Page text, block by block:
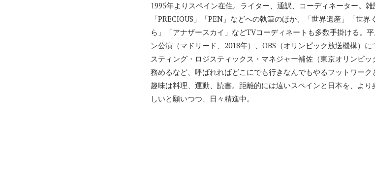
1995年よりスペイン在住。ライター、通訳、コーディネーター。雑
「PRECIOUS」「PEN」などへの執筆のほか、「世界遺産」「世界
ら」「アナザースカイ」などTVコーディネートも多数手掛ける。
ン公演（マドリード、2018年）、OBS（オリンピック放送機構）に
スティング・ロジスティックス・マネジャー補佐（東京オリンピ
務めるなど、呼ばれればどこにでも行きなんでもやるフットワーク
趣味は料理、運動、読書。距離的には遠いスペインと日本を、より
しいと願いつつ、日々精進中。